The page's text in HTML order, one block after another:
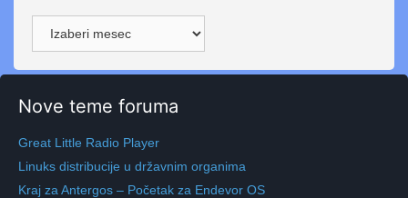
Nove teme foruma
Great Little Radio Player
Linuks distribucije u državnim organima
Kraj za Antergos – Početak za Endevor OS